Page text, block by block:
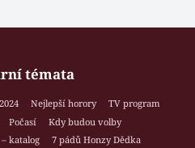
témata
Nejlepší horory
TV program
Počasí
Kdy budou volby
katalog
7 pádů Honzy Dědka